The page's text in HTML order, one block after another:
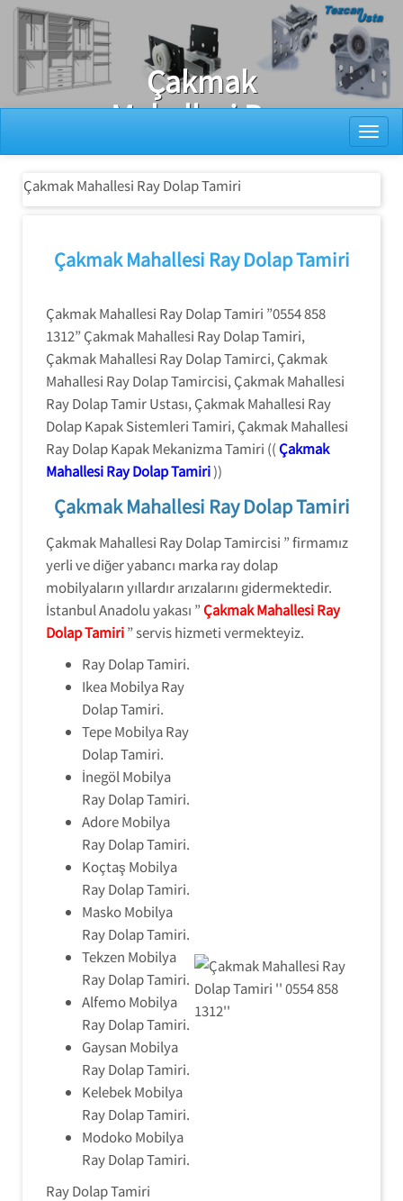
Ray Dolap Tamiri
Çakmak
Mahallesi Ray
Dolap Tamiri
Çakmak Mahallesi Ray Dolap Tamiri
Çakmak Mahallesi Ray Dolap Tamiri
Çakmak Mahallesi Ray Dolap Tamiri ”0554 858
1312” Çakmak Mahallesi Ray Dolap Tamiri,
Çakmak Mahallesi Ray Dolap Tamirci, Çakmak
Mahallesi Ray Dolap Tamircisi, Çakmak Mahallesi
Ray Dolap Tamir Ustası, Çakmak Mahallesi Ray
Dolap Kapak Sistemleri Tamiri, Çakmak Mahallesi
Ray Dolap Kapak Mekanizma Tamiri ((Çakmak
Mahallesi Ray Dolap Tamiri))
Çakmak Mahallesi Ray Dolap Tamiri
Çakmak Mahallesi Ray Dolap Tamircisi ” firmamız
yerli ve diğer yabancı marka ray dolap
mobilyaların yıllardır arızalarını gidermektedir.
İstanbul Anadolu yakası ”Çakmak Mahallesi Ray
Dolap Tamiri” servis hizmeti vermekteyiz.
Ray Dolap Tamiri.
Ikea Mobilya Ray
Dolap Tamiri.
Tepe Mobilya Ray
Dolap Tamiri.
İnegöl Mobilya
Ray Dolap Tamiri.
Adore Mobilya
Ray Dolap Tamiri.
Koçtaş Mobilya
Ray Dolap Tamiri.
Masko Mobilya
Ray Dolap Tamiri.
Tekzen Mobilya
Ray Dolap Tamiri.
Alfemo Mobilya
Ray Dolap Tamiri.
Gaysan Mobilya
Ray Dolap Tamiri.
Kelebek Mobilya
Ray Dolap Tamiri.
Modoko Mobilya
Ray Dolap Tamiri.
Ray Dolap Tamiri